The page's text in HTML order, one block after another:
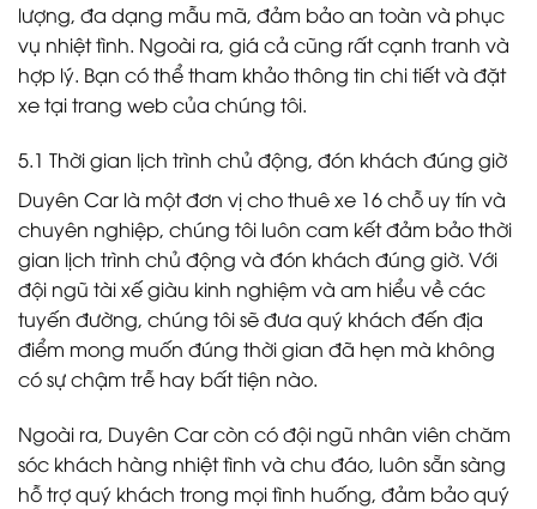
lượng, đa dạng mẫu mã, đảm bảo an toàn và phục
vụ nhiệt tình. Ngoài ra, giá cả cũng rất cạnh tranh và
hợp lý. Bạn có thể tham khảo thông tin chi tiết và đặt
xe tại trang web của chúng tôi.
5.1 Thời gian lịch trình chủ động, đón khách đúng giờ
Duyên Car là một đơn vị cho thuê xe 16 chỗ uy tín và
chuyên nghiệp, chúng tôi luôn cam kết đảm bảo thời
gian lịch trình chủ động và đón khách đúng giờ. Với
đội ngũ tài xế giàu kinh nghiệm và am hiểu về các
tuyến đường, chúng tôi sẽ đưa quý khách đến địa
điểm mong muốn đúng thời gian đã hẹn mà không
có sự chậm trễ hay bất tiện nào.
Ngoài ra, Duyên Car còn có đội ngũ nhân viên chăm
sóc khách hàng nhiệt tình và chu đáo, luôn sẵn sàng
hỗ trợ quý khách trong mọi tình huống, đảm bảo quý